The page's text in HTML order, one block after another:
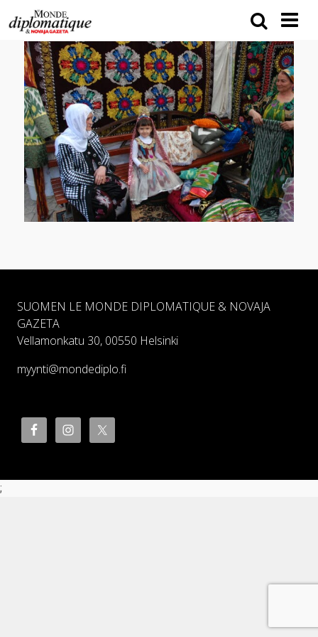
SUOMEN LE MONDE DIPLOMATIQUE & NOVAJA
GAZETA
Vellamonkatu 30, 00550 Helsinki
myynti@mondediplo.fi
;